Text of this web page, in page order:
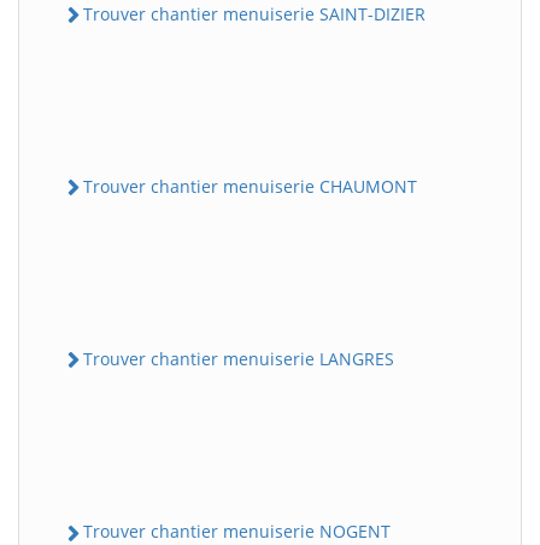
Trouver chantier menuiserie SAINT-DIZIER
Trouver chantier menuiserie CHAUMONT
Trouver chantier menuiserie LANGRES
Trouver chantier menuiserie NOGENT